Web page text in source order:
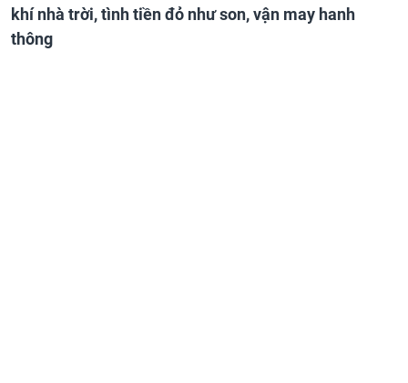
khí nhà trời, tình tiền đỏ như son, vận may hanh
thông